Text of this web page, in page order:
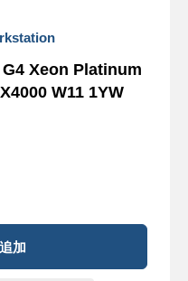
G4 Xeon Platinum
W11 1YW